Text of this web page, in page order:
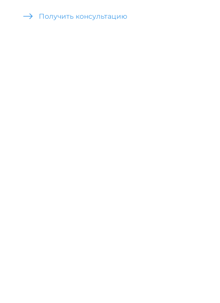
Получить консультацию